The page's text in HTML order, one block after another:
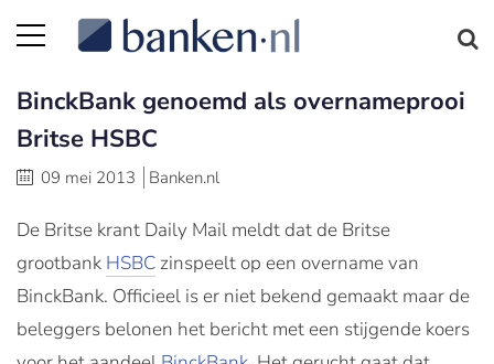
BinckBank genoemd als overnameprooi
Britse HSBC
09 mei 2013 Banken.nl
De Britse krant Daily Mail meldt dat de Britse
grootbank HSBC zinspeelt op een overname van
BinckBank. Officieel is er niet bekend gemaakt maar de
beleggers belonen het bericht met een stijgende koers